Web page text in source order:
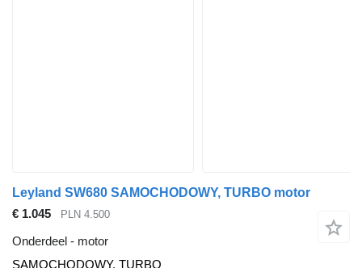
Leyland SW680 SAMOCHODOWY, TURBO motor
€ 1.045
PLN 4.500
Onderdeel - motor
SAMOCHODOWY, TURBO